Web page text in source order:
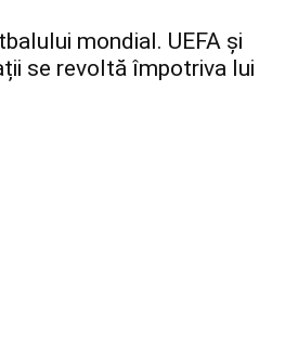
mondial. UEFA și
se revoltă împotriva lui